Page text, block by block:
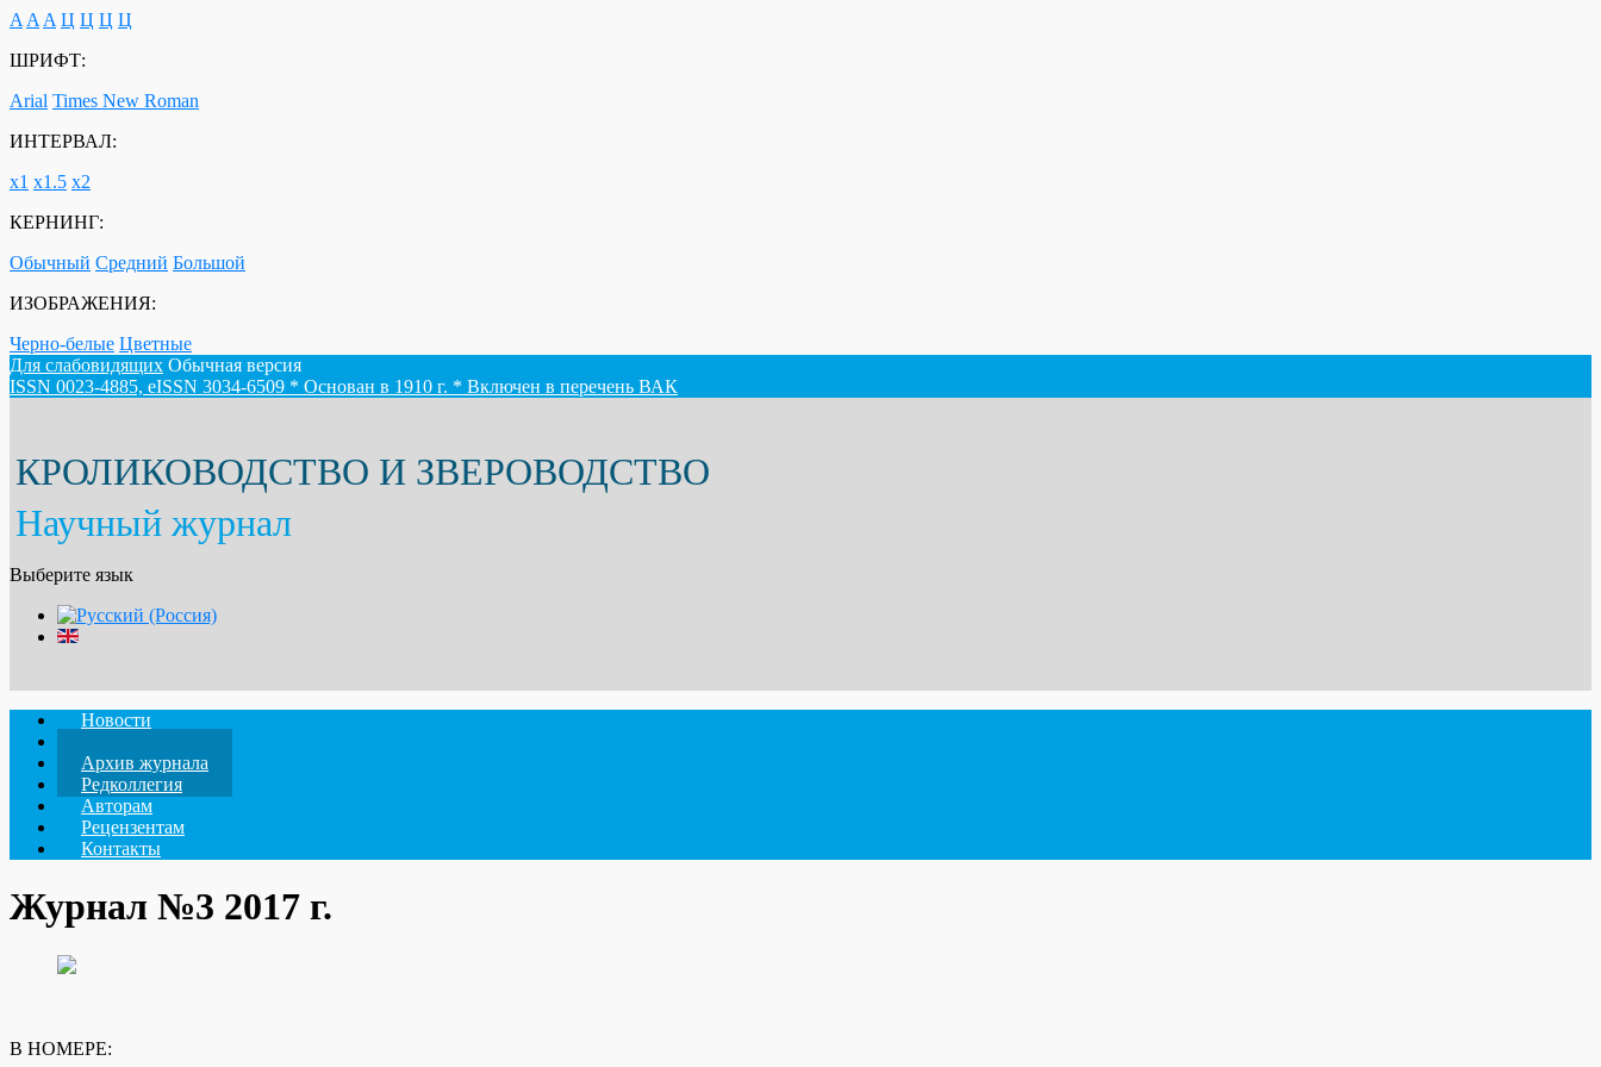
A A A Ц Ц Ц Ц
ШРИФТ:
Arial Times New Roman
ИНТЕРВАЛ:
х1 х1.5 х2
КЕРНИНГ:
Обычный Средний Большой
ИЗОБРАЖЕНИЯ:
Черно-белые Цветные
Для слабовидящих Обычная версия
ISSN 0023-4885, eISSN 3034-6509 * Основан в 1910 г. * Включен в перечень ВАК
КРОЛИКОВОДСТВО И ЗВЕРОВОДСТВО
Научный журнал
Выберите язык
Новости
Архив журнала
Редколлегия
Авторам
Рецензентам
Контакты
Журнал №3 2017 г.
В НОМЕРЕ: